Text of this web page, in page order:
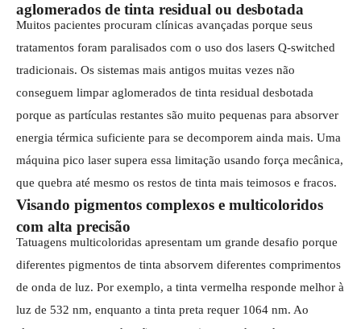
aglomerados de tinta residual ou desbotada
Muitos pacientes procuram clínicas avançadas porque seus
tratamentos foram paralisados ​​com o uso dos lasers Q-switched
tradicionais. Os sistemas mais antigos muitas vezes não
conseguem limpar aglomerados de tinta residual desbotada
porque as partículas restantes são muito pequenas para absorver
energia térmica suficiente para se decomporem ainda mais. Uma
máquina pico laser supera essa limitação usando força mecânica,
que quebra até mesmo os restos de tinta mais teimosos e fracos.
Visando pigmentos complexos e multicoloridos
com alta precisão
Tatuagens multicoloridas apresentam um grande desafio porque
diferentes pigmentos de tinta absorvem diferentes comprimentos
de onda de luz. Por exemplo, a tinta vermelha responde melhor à
luz de 532 nm, enquanto a tinta preta requer 1064 nm. Ao